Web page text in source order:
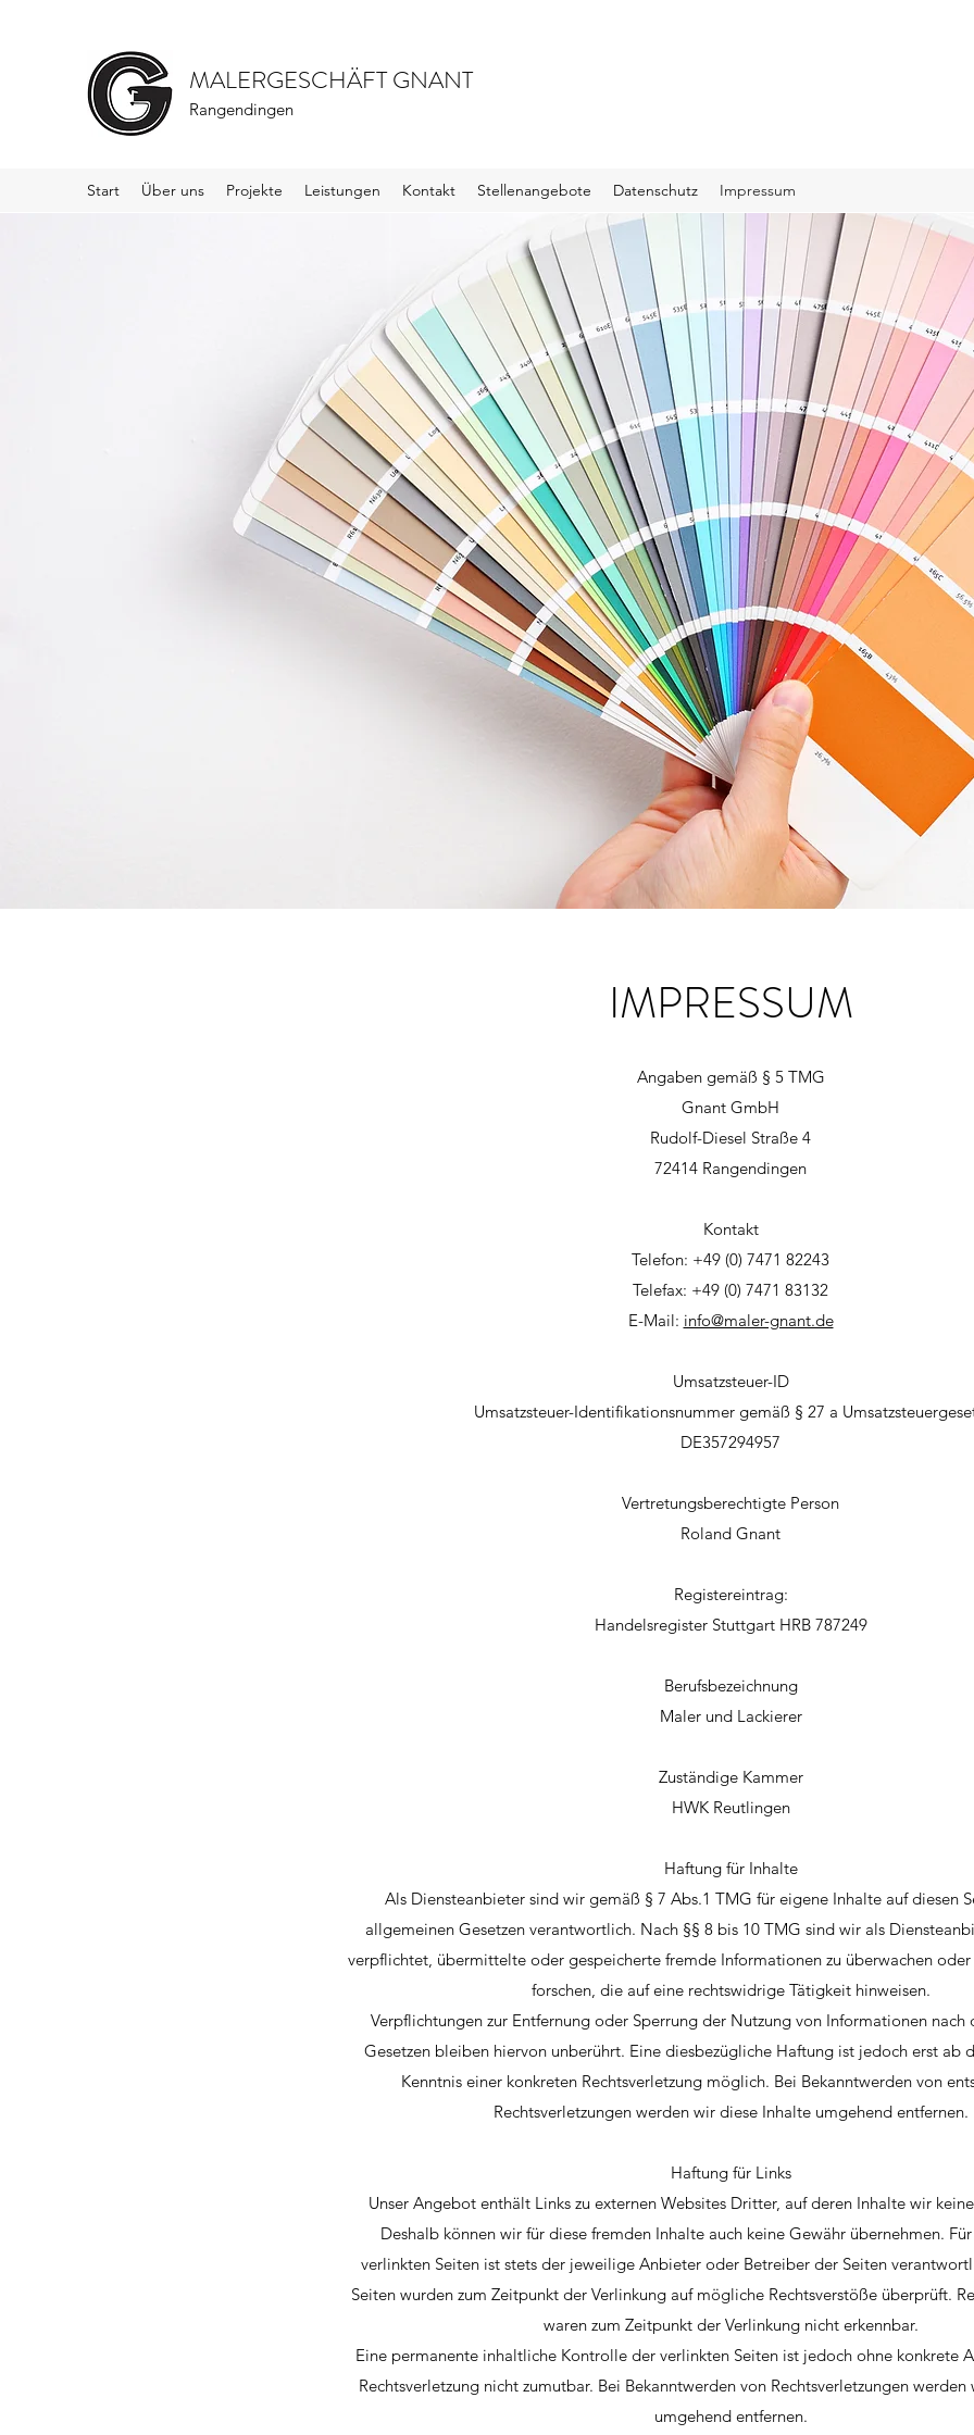
MALERGESCHÄFT GNANT
Rangendingen
Start Über uns Projekte Leistungen Kontakt Stellenangebote Datenschutz Impressum
IMPRESSUM
Angaben gemäß § 5 TMG
Gnant GmbH
Rudolf-Diesel Straße 4
72414 Rangendingen
Kontakt
Telefon: +49 (0) 7471 82243
Telefax: +49 (0) 7471 83132
E-Mail: info@maler-gnant.de
Umsatzsteuer-ID
Umsatzsteuer-Identifikationsnummer gemäß § 27 a
DE357294957
Vertretungsberechtigte Person
Roland Gnant
Registereintrag:
Handelsregister Stuttgart HRB 787249
Berufsbezeichnung
Maler und Lackierer
Zuständige Kammer
HWK Reutlingen
Haftung für Inhalte
Als Diensteanbieter sind wir gemäß § 7 Abs.1 TMG für eigene Inhalte auf diesen
allgemeinen Gesetzen verantwortlich. Nach §§ 8 bis 10 TMG sind wir als
verpflichtet, übermittelte oder gespeicherte fremde Informationen zu überwachen oder
forschen, die auf eine rechtswidrige Tätigkeit hinweisen.
Verpflichtungen zur Entfernung oder Sperrung der Nutzung von Informationen nach
Gesetzen bleiben hiervon unberührt. Eine diesbezügliche Haftung ist jedoch erst ab
Kenntnis einer konkreten Rechtsverletzung möglich. Bei Bekanntwerden von
Rechtsverletzungen werden wir diese Inhalte umgehend entfernen.
Haftung für Links
Unser Angebot enthält Links zu externen Websites Dritter, auf deren Inhalte wir
Deshalb können wir für diese fremden Inhalte auch keine Gewähr übernehmen.
verlinkten Seiten ist stets der jeweilige Anbieter oder Betreiber der Seiten
Seiten wurden zum Zeitpunkt der Verlinkung auf mögliche Rechtsverstöße überprüft.
waren zum Zeitpunkt der Verlinkung nicht erkennbar.
Eine permanente inhaltliche Kontrolle der verlinkten Seiten ist jedoch ohne konkrete
Rechtsverletzung nicht zumutbar. Bei Bekanntwerden von Rechtsverletzungen
umgehend entfernen.